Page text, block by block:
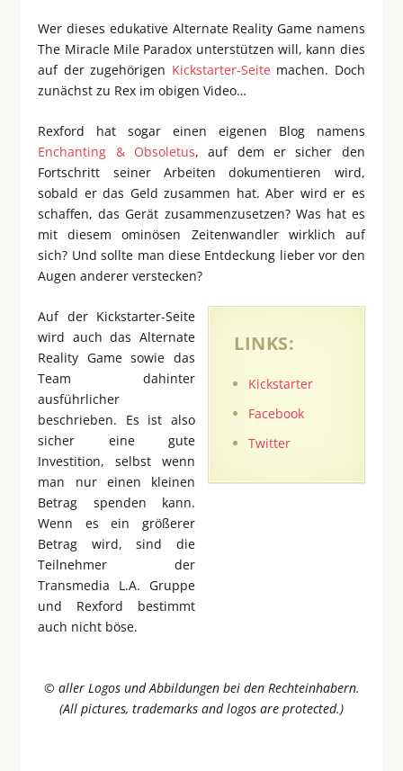
Wer dieses edukative Alternate Reality Game namens
The Miracle Mile Paradox unterstützen will, kann dies
auf der zugehörigen Kickstarter-Seitemachen. Doch
zunächst zu Rex im obigen Video…
Rexford hat sogar einen eigenen Blog namens
Enchanting & Obsoletus, auf dem er sicher den
Fortschritt seiner Arbeiten dokumentieren wird,
sobald er das Geld zusammen hat. Aber wird er es
schaffen, das Gerät zusammenzusetzen? Was hat es
mit diesem ominösen Zeitenwandler wirklich auf
sich? Und sollte man diese Entdeckung lieber vor den
Augen anderer verstecken?
Auf der Kickstarter-Seite
wird auch das Alternate
Reality Game sowie das
Team dahinter
ausführlicher
beschrieben. Es ist also
sicher eine gute
Investition, selbst wenn
man nur einen kleinen
Betrag spenden kann.
Wenn es ein größerer
Betrag wird, sind die
Teilnehmer der
Transmedia L.A. Gruppe
und Rexford bestimmt
auch nicht böse.
LINKS:
Kickstarter
Facebook
Twitter
© aller Logos und Abbildungen bei den Rechteinhabern.
(All pictures, trademarks and logos are protected.)